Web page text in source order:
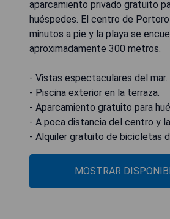
aparcamiento privado gratuito
huéspedes. El centro de
minutos a pie y la playa se
aproximadamente 300 metros.
- Vistas espectaculares del mar.
- Piscina exterior en la terraza.
- Aparcamiento gratuito para
- A poca distancia del centro y
- Alquiler gratuito de bicicletas
MOSTRAR